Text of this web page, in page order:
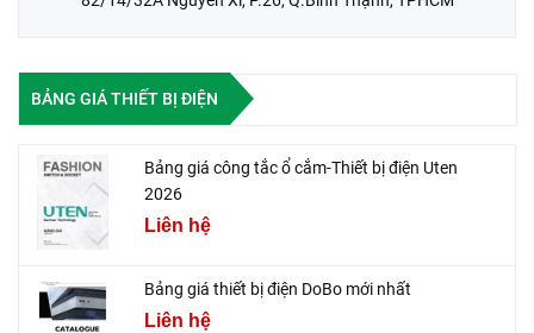
BẢNG GIÁ THIẾT BỊ ĐIỆN
Bảng giá công tắc ổ cắm-Thiết bị điện Uten
2026
Liên hệ
Bảng giá thiết bị điện DoBo mới nhất
Liên hệ